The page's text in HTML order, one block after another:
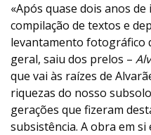
«Após quase dois anos
compilação de textos e
levantamento fotográfico
geral, saiu dos prelos –
que vai às raízes de
riquezas do nosso
gerações que fizeram
subsistência. A obra em